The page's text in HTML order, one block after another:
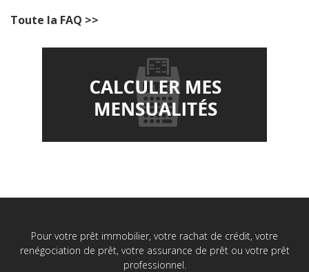
Toute la FAQ >>
Pour votre prêt immobilier, votre rachat de crédit, votre
renégociation de prêt, votre assurance de prêt ou votre prêt
professionnel.